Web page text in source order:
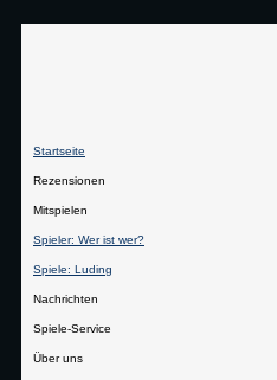
Startseite
Rezensionen
Mitspielen
Spieler: Wer ist wer?
Spiele: Luding
Nachrichten
Spiele-Service
Über uns